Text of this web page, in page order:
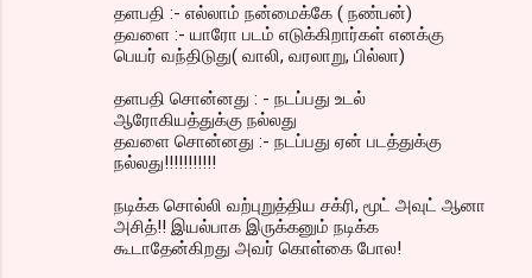
தளபதி :- எல்லாம் நன்மைக்கே ( நண்பன்)
தவளை :- யாரோ படம் எடுக்கிறார்கள் எனக்கு
பெயர் வந்திடுது( வாலி, வரலாறு, பில்லா)
தளபதி சொன்னது : - நடப்பது உடல்
ஆரோகியத்துக்கு நல்லது
தவளை சொன்னது :- நடப்பது ஏன் படத்துக்கு
நல்லது!!!!!!!!!!!
நடிக்க சொல்லி வற்புறுத்திய சக்ரி, மூட் அவுட் ஆனா
அசித்!! இயல்பாக இருக்கனும் நடிக்க
கூடாதேன்கிறது அவர் கொள்கை போல!